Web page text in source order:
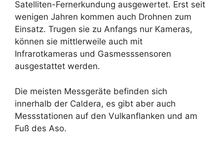
Satelliten-Fernerkundung ausgewertet. Erst seit
wenigen Jahren kommen auch Drohnen zum
Einsatz. Trugen sie zu Anfangs nur Kameras,
können sie mittlerweile auch mit
Infrarotkameras und Gasmesssensoren
ausgestattet werden.
Die meisten Messgeräte befinden sich
innerhalb der Caldera, es gibt aber auch
Messstationen auf den Vulkanflanken und am
Fuß des Aso.